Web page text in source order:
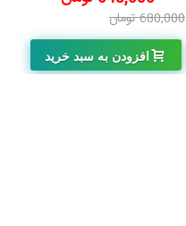
680,000 تومان
افزودن به سبد خرید